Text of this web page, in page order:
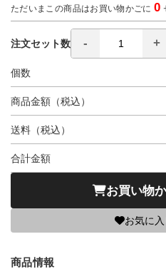
ただいまこの商品はお買い物かごに0
注文セット数
個数
商品金額（税込）
送料（税込）
合計金額
お買い物
お気に
商品情報